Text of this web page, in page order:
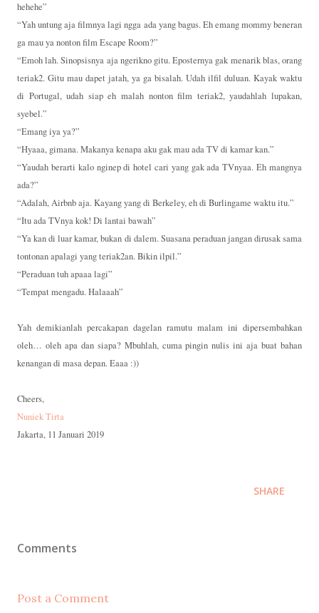
hehehe”
“Yah untung aja filmnya lagi ngga ada yang bagus. Eh emang mommy beneran
ga mau ya nonton film Escape Room?”
“Emoh lah. Sinopsisnya aja ngerikno gitu. Eposternya gak menarik blas, orang
teriak2. Gitu mau dapet jatah, ya ga bisalah. Udah ilfil duluan. Kayak waktu
di Portugal, udah siap eh malah nonton film teriak2, yaudahlah lupakan,
syebel.”
“Emang iya ya?”
“Hyaaa, gimana. Makanya kenapa aku gak mau ada TV di kamar kan.”
“Yaudah berarti kalo nginep di hotel cari yang gak ada TVnyaa. Eh mangnya
ada?”
“Adalah, Airbnb aja. Kayang yang di Berkeley, eh di Burlingame waktu itu.”
“Itu ada TVnya kok! Di lantai bawah”
“Ya kan di luar kamar, bukan di dalem. Suasana peraduan jangan dirusak sama
tontonan apalagi yang teriak2an. Bikin ilpil.”
“Peraduan tuh apaaa lagi”
“Tempat mengadu. Halaaah”
Yah demikianlah percakapan dagelan ramutu malam ini dipersembahkan
oleh… oleh apa dan siapa? Mbuhlah, cuma pingin nulis ini aja buat bahan
kenangan di masa depan. Eaaa :))
Cheers,
Nuniek Tirta
Jakarta, 11 Januari 2019
SHARE
Comments
Post a Comment